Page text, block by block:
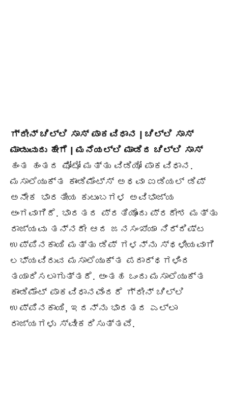
ಗ್ರೀನ್ ಚಿಲ್ಲಿ ಸಾಸ್ ಪಾಕವಿಧಾನ | ಚಿಲ್ಲಿ ಸಾಸ್
ಮಾಡುವುದು ಹೇಗೆ | ಮನೆಯಲ್ಲಿ ಮಾಡಿದ ಚಿಲ್ಲಿ ಸಾಸ್
ಹಂತ ಹಂತದ ಫೋಟೋ ಮತ್ತು ವಿಡಿಯೋ ಪಾಕವಿಧಾನ.
ಮಸಾಲೆಯುಕ್ತ ಕಾಂಡಿಮೆಂಟ್ಸ್ ಅಥವಾ ಐಡಿಯಲ್ ಡಿಪ್
ಅನೇಕ ಭಾರತೀಯ ಕುಟುಂಬಗಳ ಅವಿಭಾಜ್ಯ
ಅಂಗವಾಗಿದೆ. ಭಾರತದ ಪ್ರತಿಯೊಂದು ಪ್ರದೇಶ ಮತ್ತು
ರಾಜ್ಯವು ತನ್ನದೇ ಆದ ಜನಸಂಖ್ಯಾ ನಿರ್ದಿಷ್ಟ
ಉಪ್ಪಿನಕಾಯಿ ಮತ್ತು ಡಿಪ್ ಗಳನ್ನು ಸ್ಥಳೀಯವಾಗಿ
ಲಭ್ಯವಿರುವ ಮಸಾಲೆಯುಕ್ತ ಪದಾರ್ಥಗಳಿಂದ
ತಯಾರಿಸಲಾಗುತ್ತದೆ. ಅಂತಹ ಒಂದು ಮಸಾಲೆಯುಕ್ತ
ಕಾಂಡಿಮೆಂಟ್ ಪಾಕವಿಧಾನವೆಂದರೆ ಗ್ರೀನ್ ಚಿಲ್ಲಿ
ಉಪ್ಪಿನಕಾಯಿ, ಇದನ್ನು ಭಾರತದ ಎಲ್ಲಾ
ರಾಜ್ಯಗಳು ಸ್ವೀಕರಿಸುತ್ತವೆ.